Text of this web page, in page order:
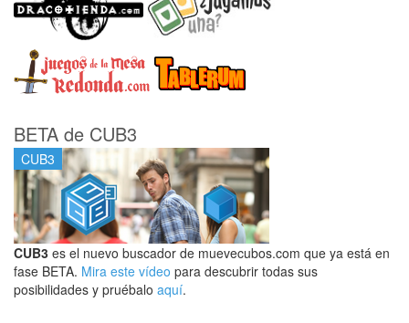
BETA de CUB3
CUB3
CUB3 es el nuevo buscador de muevecubos.com que ya está en
fase BETA. Mira este vídeo para descubrir todas sus
posibilidades y pruébalo aquí.